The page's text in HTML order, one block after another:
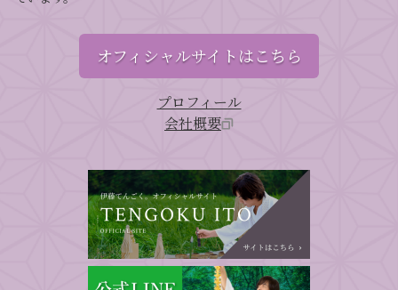
オフィシャルサイトはこちら
プロフィール
会社概要